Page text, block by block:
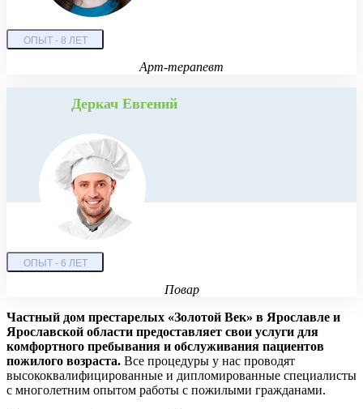
ОПЫТ - 8 ЛЕТ
Арт-терапевт
Деркач Евгений
ОПЫТ - 6 ЛЕТ
Повар
Частный дом престарелых «Золотой Век» в Ярославле и
Ярославской области предоставляет свои услуги для
комфортного пребывания и обслуживания пациентов
пожилого возраста. Все процедуры у нас проводят
высококвалифицированные и дипломированные специалисты
с многолетним опытом работы с пожилыми гражданами.